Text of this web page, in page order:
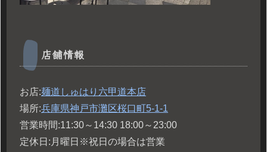
店舗情報
お店:麺道しゅはり六甲道本店
場所:兵庫県神戸市灘区桜口町5-1-1
営業時間:11:30～14:30 18:00～23:00
定休日:月曜日※祝日の場合は営業